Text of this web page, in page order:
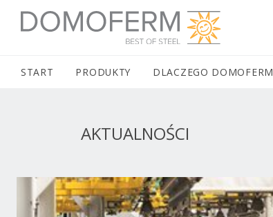
DOMOFERM NAVIGATION
START (CURRENT)
PRODUKTY DLACZEGO DOMOFERM
AKTUALNOŚCI